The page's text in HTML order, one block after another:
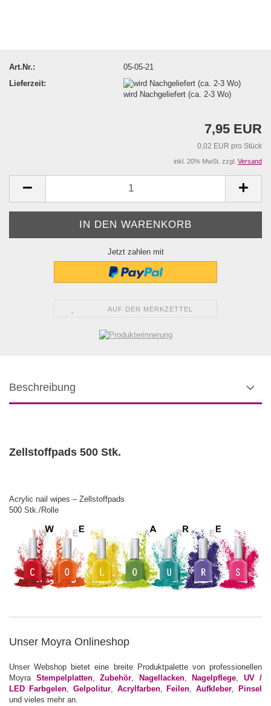
Art.Nr.:
05-05-21
Lieferzeit:
wird Nachgeliefert (ca. 2-3 Wo)
7,95 EUR
0,02 EUR pro Stück
inkl. 20% MwSt. zzgl. Versand
Jetzt zahlen mit
AUF DEN MERKZETTEL
Beschreibung
Zellstoffpads 500 Stk.
Acrylic nail wipes – Zellstoffpads
500 Stk./Rolle
Unser Moyra Onlineshop
Unser Webshop bietet eine breite Produktpalette von professionellen
Moyra Stempelplatten, Zubehör Nagellacken, Nagelpflege
UV /
LED Farbgelen, Gelpolitur, Acrylfarben, Feilen ,Aufkleber
Pinsel
und vieles mehr an.